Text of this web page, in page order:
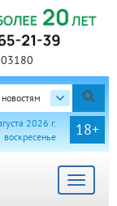
новостям
18+
2026 г.
воскресенье
Toggle